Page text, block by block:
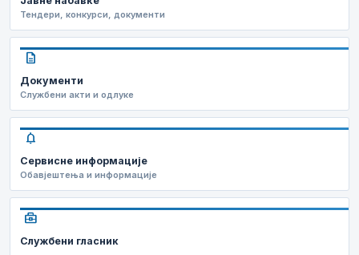
Тендери, конкурси, документи
description
Документи
Службени акти и одлуке
notifications
Сервисне информације
Обавјештења и информације
business_center
Службени гласник